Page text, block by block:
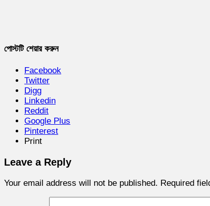
পোস্টটি শেয়ার করুন
Facebook
Twitter
Digg
Linkedin
Reddit
Google Plus
Pinterest
Print
Leave a Reply
Your email address will not be published. Required